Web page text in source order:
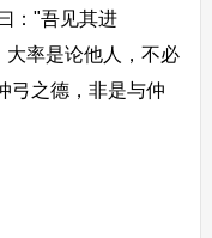
："吾见其进
率是论他人，不必
弓之德，非是与仲